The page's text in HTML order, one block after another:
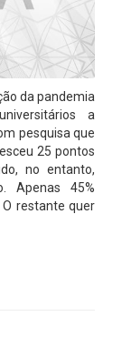
da pandemia
a
pesquisa que
25 pontos
no entanto,
Apenas 45%
restante quer